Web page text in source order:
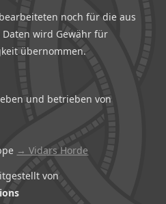
noch für die aus
wird Gewähr für
übernommen.
und betrieben von
→ Vidars Horde
von